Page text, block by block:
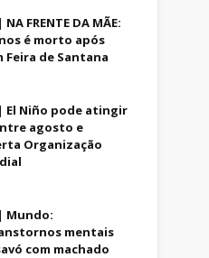
FRENTE DA MÃE:
é morto após
Feira de Santana
El Niño pode atingir
agosto e
Organização
Mundo:
mentais
com machado